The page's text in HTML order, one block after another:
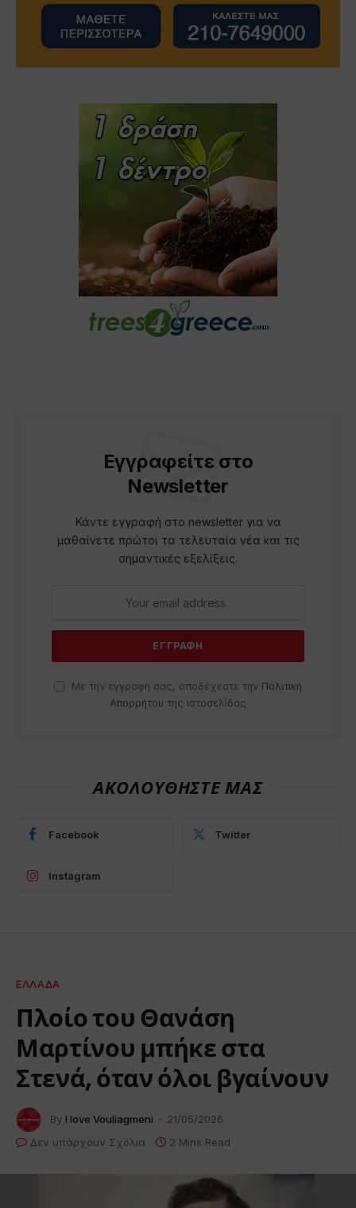
Εγγραφείτε στο
Newsletter
Κάντε εγγραφή στο newsletter για να
μαθαίνετε πρώτοι τα τελευταία νέα και τις
σημαντικές εξελίξεις.
Με την εγγραφή σας, αποδέχεστε την Πολιτική
Απορρήτου της ιστοσελίδας
ΑΚΟΛΟΥΘΗΣΤΕ ΜΑΣ
Facebook Twitter
Instagram
ΕΛΛΆΔΑ
Πλοίο του Θανάση
Μαρτίνου μπήκε στα
Στενά, όταν όλοι βγαίνουν
By I love Vouliagmeni
21/05/2026
Δεν υπάρχουν Σχόλια
2 Mins Read